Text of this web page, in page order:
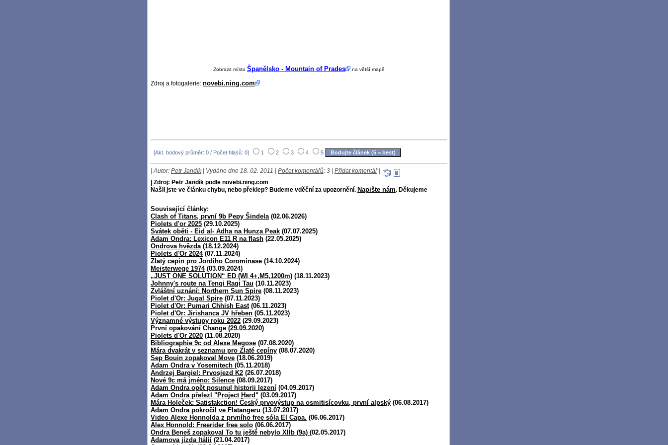
Zobrazit místo Španělsko - Mountain of Prades na větší mapě
Zdroj a fotogalerie: novebi.ning.com
[Akt. bodový průměr: 0 / Počet hlasů: 0] 1 2 3 4 5
| Autor: Petr Jandík | Vydáno dne 18. 02. 2011 | Počet komentářů: 3 | Přidat komentář|
| Zdroj: Petr Jandík podle novebi.ning.com
Našli jste ve článku chybu, nebo překlep? Budeme vděční za upozornění. Napište nám. Děkujeme
Související články:
Clash of Titans, první 9b Pepy Šindela(02.06.2026)
Piolets d'or 2025 (29.10.2025)
Svátek oběti - Eid al- Adha na Hunza Peak (07.07.2025)
Adam Ondra: Lexicon E11 R na flash (22.05.2025)
Ondrova hvězda(18.12.2024)
Piolets d'Or 2024(07.11.2024)
Zlatý cepín pro Jordiho Corominase (14.10.2024)
Meisterwege 1974(03.09.2024)
„JUST ONE SOLUTION“ ED (WI 4+,M5,1200m) (18.11.2023)
Johnny's route na Tengi Ragi Tau (10.11.2023)
Zvláštní uznání: Northern Sun Spire (08.11.2023)
Piolet d'Or: Jugal Spire (07.11.2023)
Piolet d'Or: Pumari Chhish East(06.11.2023)
Piolet d'Or: Jirishanca JV hřeben (05.11.2023)
Významné výstupy roku 2022 (29.09.2023)
První opakování Change (29.09.2020)
Piolets d'Or 2020 (11.08.2020)
Bibliographie 9c od Alexe Megose (07.08.2020)
Mára dvakrát v seznamu pro Zlaté cepíny (08.07.2020)
Sep Bouin zopakoval Move (18.06.2019)
Adam Ondra v Yosemitech (05.11.2018)
Andrzej Bargiel: Prvosjezd K2 (26.07.2018)
Nové 9c má jméno: Silence (08.09.2017)
Adam Ondra opět posunul historii lezení (04.09.2017)
Adam Ondra přelezl "Project Hard" (03.09.2017)
Mára Holeček: Satisfakction! Český prvovýstup na osmitisícovku, první alpský (06.08.2017)
Adam Ondra pokročil ve Flatangeru (13.07.2017)
Video Alexe Honnolda z prvního free sóla El Capa. (06.06.2017)
Alex Honnold: Freerider free solo (06.06.2017)
Ondra Beneš zopakoval To tu ještě nebylo XIIb (9a) (02.05.2017)
Adamova jízda Itálií (21.04.2017)